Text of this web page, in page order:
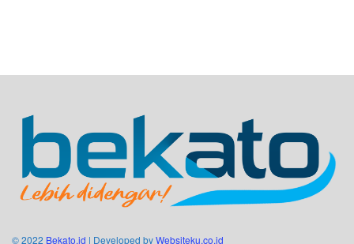
© 2022 Bekato.id | Developed byWebsiteku.co.id